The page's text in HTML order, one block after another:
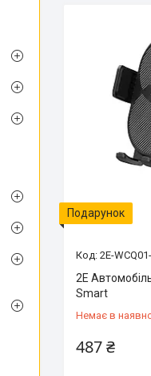
Подарунок
2E-
2E
Smart
Немає в
487 ₴